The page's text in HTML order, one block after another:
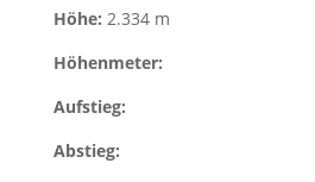
Höhe: 2.334 m
Höhenmeter:
Aufstieg:
Abstieg: